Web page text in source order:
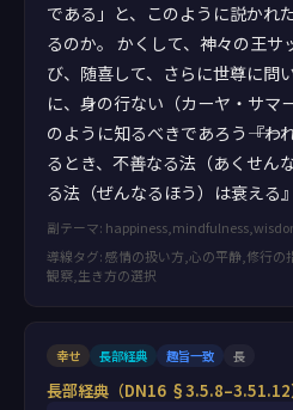
である」と、このように説かれ
るのか。 かくして、神々の王
び、随喜して、さらに世尊に問
に、身の行ない（カーヤ・サマ
のように知るべきであろう――『
るとき、不善なる法（あくせん
る法（ぜんなるほう）は衰える
副テーマ:
導線タグ: 感情の扱い方,心の平静,修行
観察,生き方の選択
幸せ 長部経典 趣旨一致 長
長部経典（DN16 §3.5.8–3.51.12